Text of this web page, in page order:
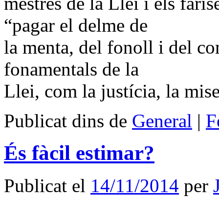
“pagar el delme de
la menta, del fonoll i del
fonamentals de la
Llei, com la justícia, la
Publicat dins de General |
És fàcil estimar?
Publicat el 14/11/2014 per